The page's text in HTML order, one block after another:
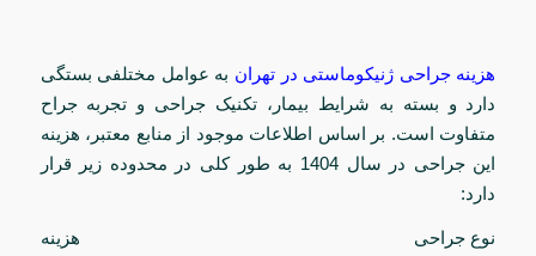
هزینه جراحی ژنیکوماستی در تهران به عوامل مختلفی بستگی
دارد و بسته به شرایط بیمار، تکنیک جراحی و تجربه جراح
متفاوت است. بر اساس اطلاعات موجود از منابع معتبر، هزینه
این جراحی در سال 1404 به طور کلی در محدوده زیر قرار
دارد:
نوع جراحی هزینه